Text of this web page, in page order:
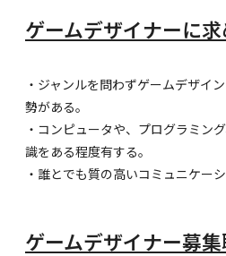
ゲームデザイナーに
・ジャンルを問わずゲームデザイ
勢がある。
・コンピュータや、プログラミン
識をある程度有する。
・誰とでも質の高いコミュニケー
ゲームデザイナー募